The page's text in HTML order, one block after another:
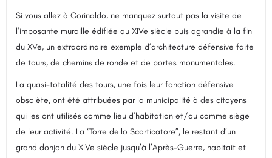
Si vous allez à Corinaldo, ne manquez surtout pas la visite de
l’imposante muraille édifiée au XIVe siècle puis agrandie à la fin
du XVe, un extraordinaire exemple d’architecture défensive faite
de tours, de chemins de ronde et de portes monumentales.
La quasi-totalité des tours, une fois leur fonction défensive
obsolète, ont été attribuées par la municipalité à des citoyens
qui les ont utilisés comme lieu d’habitation et/ou comme siège
de leur activité. La “Torre dello Scorticatore”, le restant d’un
grand donjon du XIVe siècle jusqu’à l’Après-Guerre, habitait et